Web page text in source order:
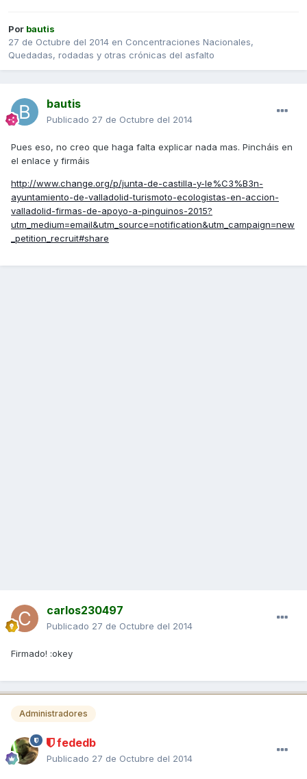
Por bautis
27 de Octubre del 2014 en Concentraciones Nacionales,
Quedadas, rodadas y otras crónicas del asfalto
bautis
Publicado 27 de Octubre del 2014
Pues eso, no creo que haga falta explicar nada mas. Pincháis en
el enlace y firmáis
http://www.change.org/p/junta-de-castilla-y-le%C3%B3n-
ayuntamiento-de-valladolid-turismoto-ecologistas-en-accion-
valladolid-firmas-de-apoyo-a-pinguinos-2015?
utm_medium=email&utm_source=notification&utm_campaign=new
_petition_recruit#share
carlos230497
Publicado 27 de Octubre del 2014
Firmado! :okey
Administradores
fededb
Publicado 27 de Octubre del 2014